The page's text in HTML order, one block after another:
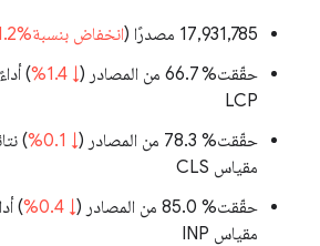
‫17,931,785 مصدرًا ( انخفاض بنسبة%1.2
حقّقت% 66.7 من المصادر (
↓ 1.4%
)
LCP
حقّقت% 78.3 من المصادر (
↓ 0.1%
)
مقياس CLS
حقّقت% 85.0 من المصادر (
↓ 0.4%
)
مقياس INP